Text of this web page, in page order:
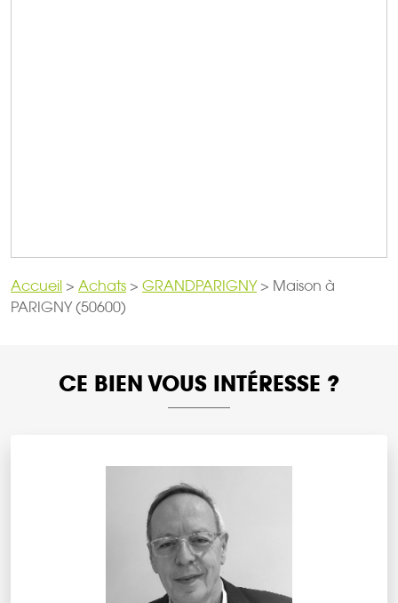
Accueil > Achats > GRANDPARIGNY> Maison à
PARIGNY (50600)
CE BIEN VOUS INTÉRESSE ?